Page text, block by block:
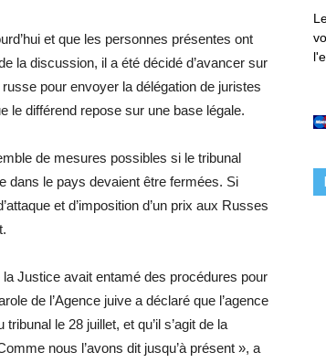
et que les personnes présentes ont
la discussion, il a été décidé d’avancer sur
pour envoyer la délégation de juristes
le différend repose sur une base légale.
de mesures possibles si le tribunal
dans le pays devaient être fermées. Si
et d’imposition d’un prix aux Russes
Justice avait entamé des procédures pour
de l’Agence juive a déclaré que l’agence
le 28 juillet, et qu’il s’agit de la
nous l’avons dit jusqu’à présent », a